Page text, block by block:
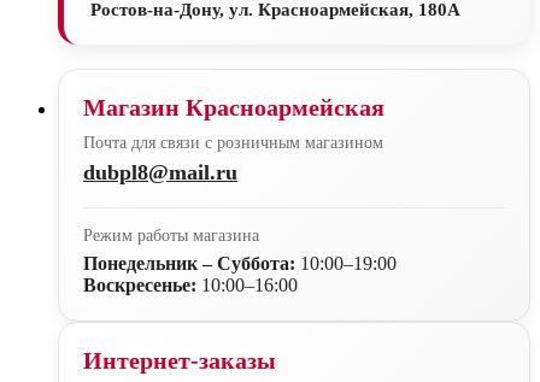
Ростов-на-Дону, ул. Красноармейская, 180А
Магазин Красноармейская
Почта для связи с розничным магазином
dubpl8@mail.ru
Режим работы магазина
Понедельник – Суббота: 10:00–19:00
Воскресенье: 10:00–16:00
Интернет-заказы